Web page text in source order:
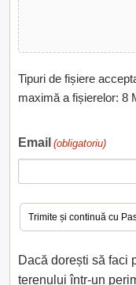
Tipuri de fișiere
maximă a fișierelor: 8
Email (obligatoriu)
Dacă dorești să faci
terenului într-un